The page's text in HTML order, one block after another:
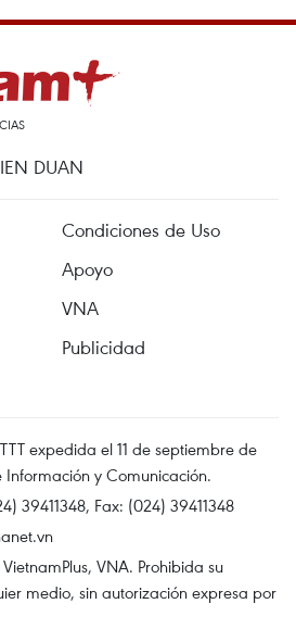
DUAN
Condiciones de Uso
Apoyo
VNA
Publicidad
expedida el 11 de septiembre de
y Comunicación.
39411348, Fax: (024) 39411348
VNA. Prohibida su
medio, sin autorización expresa por